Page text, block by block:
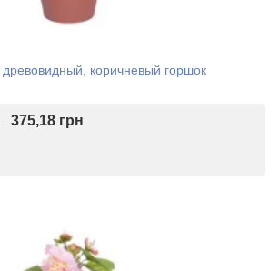
коричневый горшок
375,18 грн